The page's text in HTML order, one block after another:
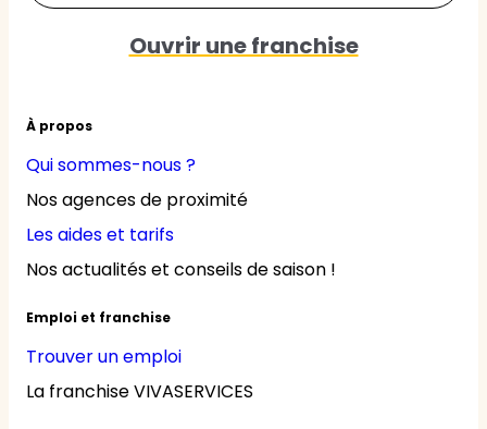
À propos
Qui sommes-nous ?
Nos agences de proximité
Les aides et tarifs
Nos actualités et conseils de saison !
Emploi et franchise
Trouver un emploi
La franchise VIVASERVICES
Ouvrir une franchise